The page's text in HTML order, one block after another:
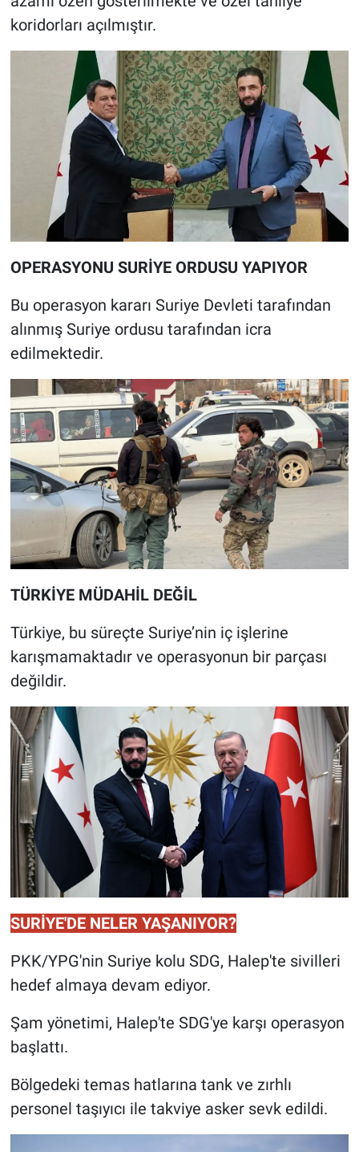
koridorları açılmıştır.
OPERASYONU SURİYE ORDUSU YAPIYOR
Bu operasyon kararı Suriye Devleti tarafından
alınmış Suriye ordusu tarafından icra
edilmektedir.
TÜRKİYE MÜDAHİL DEĞİL
Türkiye, bu süreçte Suriye’nin iç işlerine
karışmamaktadır ve operasyonun bir parçası
değildir.
SURİYE'DE NELER YAŞANIYOR?
PKK/YPG'nin Suriye kolu SDG, Halep'te sivilleri
hedef almaya devam ediyor.
Şam yönetimi, Halep'te SDG'ye karşı operasyon
başlattı.
Bölgedeki temas hatlarına tank ve zırhlı
personel taşıyıcı ile takviye asker sevk edildi.